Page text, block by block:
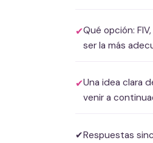
✔Qué opción:
ser la más
✔Una idea clara
venir a
✔Respuestas